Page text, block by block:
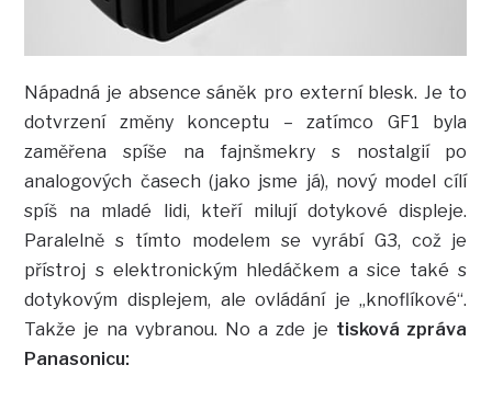
Nápadná je absence sáněk pro externí blesk. Je to
dotvrzení změny konceptu – zatímco GF1 byla
zaměřena spíše na fajnšmekry s nostalgií po
analogových časech (jako jsme já), nový model cílí
spíš na mladé lidi, kteří milují dotykové displeje.
Paralelně s tímto modelem se vyrábí G3, což je
přístroj s elektronickým hledáčkem a sice také s
dotykovým displejem, ale ovládání je „knoflíkové“.
Takže je na vybranou. No a zde je tisková zpráva
Panasonicu: